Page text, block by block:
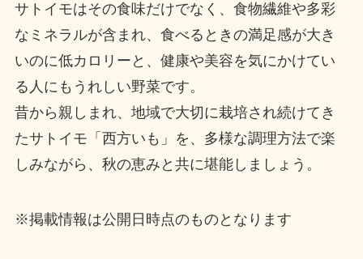
サトイモはその食味だけでなく、食物繊維や多彩
なミネラルが含まれ、食べるときの満足感が大き
いのに低カロリーと、健康や美容を気にかけてい
る人にもうれしい野菜です。
昔から親しまれ、地域で大切に栽培され続けてき
たサトイモ「西方いも」を、多様な調理方法で楽
しみながら、秋の恵みと共に堪能しましょう。
※掲載情報は公開日時点のものとなります